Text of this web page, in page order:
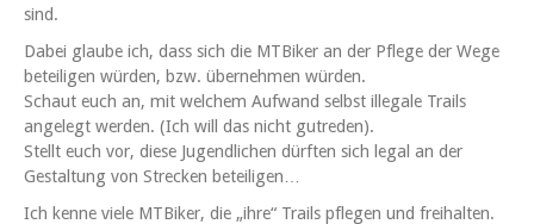
sind.
Dabei glaube ich, dass sich die MTBiker an der Pflege der Wege
beteiligen würden, bzw. übernehmen würden.
Schaut euch an, mit welchem Aufwand selbst illegale Trails
angelegt werden. (Ich will das nicht gutreden).
Stellt euch vor, diese Jugendlichen dürften sich legal an der
Gestaltung von Strecken beteiligen…
Ich kenne viele MTBiker, die „ihre“ Trails pflegen und freihalten.